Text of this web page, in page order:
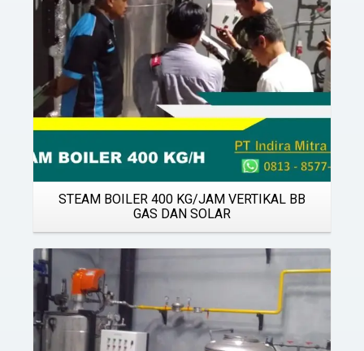
STEAM BOILER 400 KG/JAM VERTIKAL BB
GAS DAN SOLAR
Details